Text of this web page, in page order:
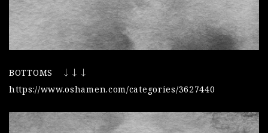
BOTTOMS ↓↓↓
https://www.oshamen.com/categories/3627440